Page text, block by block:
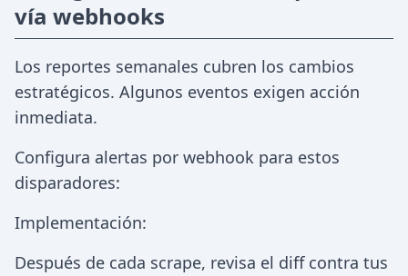
vía webhooks
Los reportes semanales cubren los cambios
estratégicos. Algunos eventos exigen acción
inmediata.
Configura alertas por webhook para estos
disparadores:
Implementación:
Después de cada scrape, revisa el diff contra tus